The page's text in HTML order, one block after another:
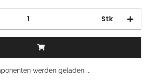
Stk
werden geladen ...